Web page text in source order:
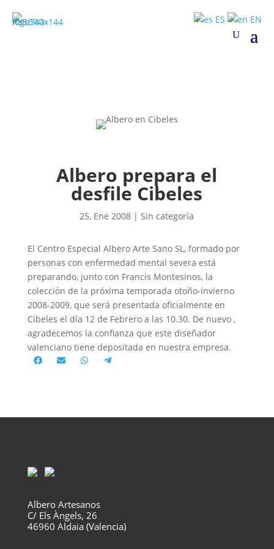
ES EN
Albero prepara el
desfile Cibeles
25, Ene 2008 |Sin categoría
El Centro Especial Albero Arte Sano SL, formado por
personas con enfermedad mental severa está
preparando, junto con Francis Montesinos, la
colección de la próxima temporada otoño-invierno
2008-2009, que será presentada oficialmente en
Cibeles el día 12 de Febrero a las 10.30. De nuevo ,
agradecemos la confianza que este diseñador
valenciano tiene depositada en nuestra empresa.
CompartirCompartirCompartirCompartir
Albero Artesanos
C/ Els Àngels, 26
46960 Aldaia (Valencia)